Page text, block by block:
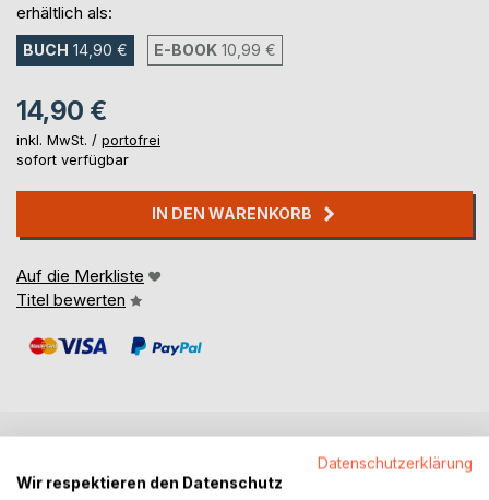
erhältlich als:
BUCH 14,90 € E-BOOK 10,99 €
14,90 €
inkl. MwSt. / portofrei
sofort verfügbar
IN DEN WARENKORB
Auf die Merkliste
Titel bewerten
Datenschutzerklärung
Wir respektieren den Datenschutz